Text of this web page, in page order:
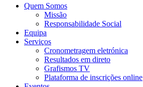
Quem Somos
Missão
Responsabilidade Social
Equipa
Serviços
Cronometragem eletrónica
Resultados em direto
Grafismos TV
Plataforma de inscrições online